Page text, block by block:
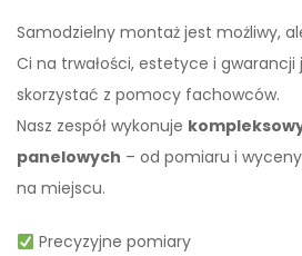
Samodzielny montaż jest możliwy,
Ci na trwałości, estetyce i gwarancji
skorzystać z pomocy fachowców.
Nasz zespół wykonuje
panelowych – od pomiaru i
na miejscu.
Precyzyjne pomiary